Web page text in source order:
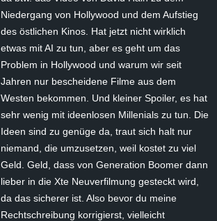
Niedergang von Hollywood und dem Aufstieg
des östlichen Kinos. Hat jetzt nicht wirklich
etwas mit AI zu tun, aber es geht um das
Problem in Hollywood und warum wir seit
Jahren nur bescheidene Filme aus dem
Westen bekommen. Und kleiner Spoiler, es hat
sehr wenig mit ideenlosen Millenials zu tun. Die
Ideen sind zu genüge da, traut sich halt nur
niemand, die umzusetzen, weil kostet zu viel
Geld. Geld, dass von Generation Boomer dann
lieber in die Xte Neuverfilmung gesteckt wird,
da das sicherer ist. Also bevor du meine
Rechtschreibung korrigierst, vielleicht